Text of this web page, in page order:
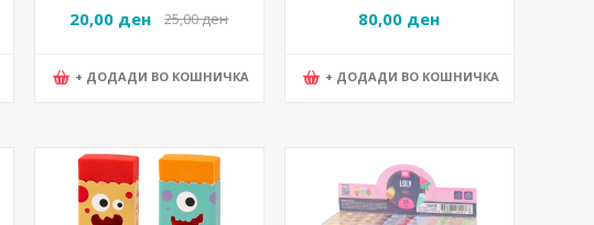
20,00 ден 25,00 ден
+ ДОДАДИ ВО КОШНИЧКА
80,00 ден
+ ДОДАДИ ВО КОШНИЧКА